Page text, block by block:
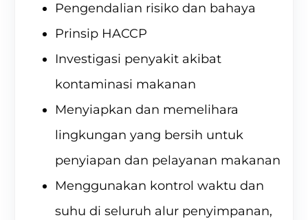
Pengendalian risiko dan bahaya
Prinsip HACCP
Investigasi penyakit akibat
kontaminasi makanan
Menyiapkan dan memelihara
lingkungan yang bersih untuk
penyiapan dan pelayanan makanan
Menggunakan kontrol waktu dan
suhu di seluruh alur penyimpanan,